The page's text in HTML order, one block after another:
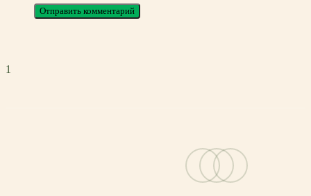
1
vk telegram
email